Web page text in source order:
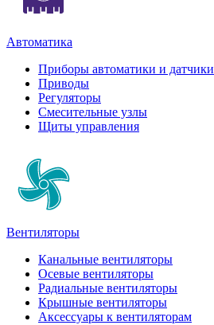
Автоматика
Приборы автоматики и датчики
Приводы
Регуляторы
Смесительные узлы
Щиты управления
Вентиляторы
Канальные вентиляторы
Осевые вентиляторы
Радиальные вентиляторы
Крышные вентиляторы
Аксессуары к вентиляторам